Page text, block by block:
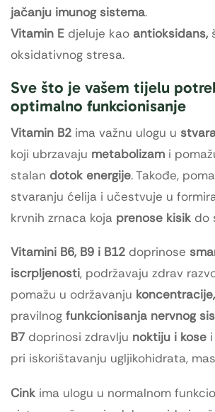
jačanju imunog sistema.
Vitamin E djeluje kao antioksidans,
oksidativnog stresa.
Sve što je vašem tijelu
optimalno funkcionisanje
Vitamin B2 ima važnu ulogu u
koji ubrzavaju metabolizam i
stalan dotok energije. Takođe,
stvaranju ćelija i učestvuje u
krvnih zrnaca koja prenose kisik do
Vitamini B6, B9 i B12 doprinose
iscrpljenosti, podržavaju zdrav
pomažu u održavanju koncentracije,
pravilnog funkcionisanja nervnog
B7 doprinosi zdravlju noktiju i kose
pri iskorištavanju ugljikohidrata,
Cink ima ulogu u normalnom